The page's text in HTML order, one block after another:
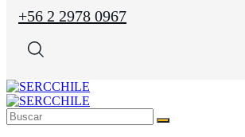
+56 2 2978 0967